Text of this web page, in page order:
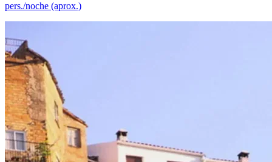
pers./noche (aprox.)